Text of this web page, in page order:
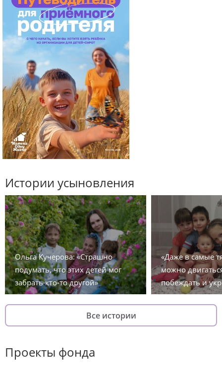
Истории усыновления
Ольга Кучерова: «Страшно
подумать, что этих детей мог
забрать кто-то другой»
«Даже в самые
можно
побеждать и
Все истории
Проекты фонда